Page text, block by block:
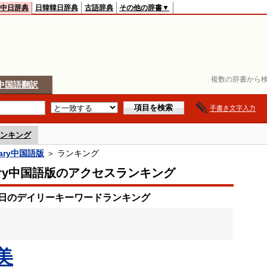
複数の辞書から
中日辞典 日韓韓日辞典 古語辞典 その他の辞書▼
国語翻訳
手書き文字入力
キング
中国語版 ＞ ランキング
中国語版のアクセスランキング
のデイリーキーワードランキング